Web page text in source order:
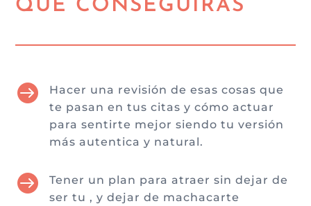
QUÉ CONSEGUIRÁS

Hacer una revisión de esas cosas que
te pasan en tus citas y cómo actuar
para sentirte mejor siendo tu versión
más autentica y natural.

Tener un plan para atraer sin dejar de
ser tu , y dejar de machacarte